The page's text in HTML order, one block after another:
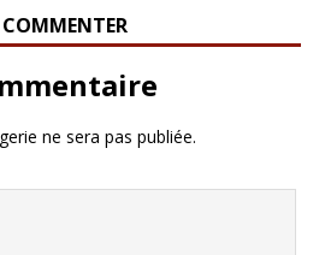
COMMENTER
ne sera pas publiée.